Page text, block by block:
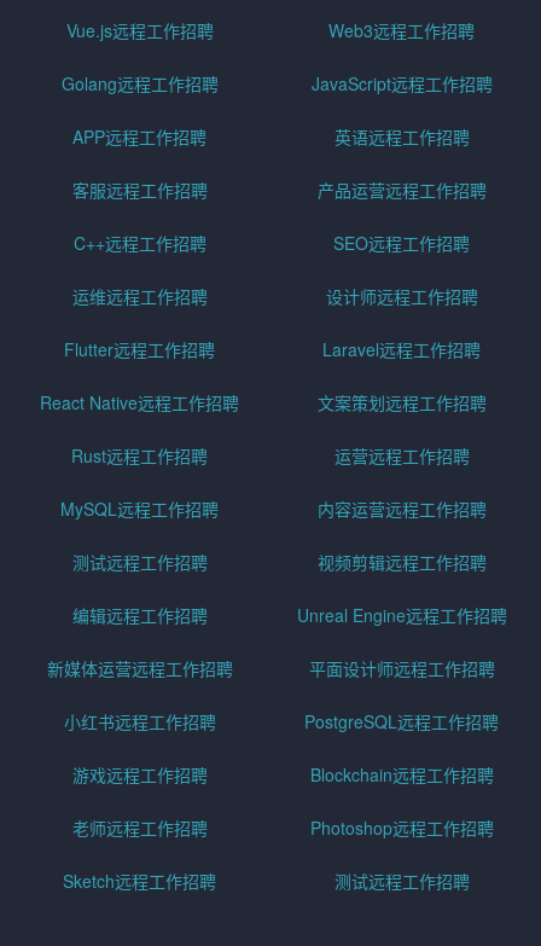
Vue.js远程工作招聘 Web3远程工作招聘
Golang远程工作招聘 JavaScript远程工作招聘
APP远程工作招聘 英语远程工作招聘
客服远程工作招聘 产品运营远程工作招聘
C++远程工作招聘 SEO远程工作招聘
运维远程工作招聘 设计师远程工作招聘
Flutter远程工作招聘 Laravel远程工作招聘
React Native远程工作招聘 文案策划远程工作招聘
Rust远程工作招聘 运营远程工作招聘
MySQL远程工作招聘 内容运营远程工作招聘
测试远程工作招聘 视频剪辑远程工作招聘
编辑远程工作招聘 Unreal Engine远程工作招聘
新媒体运营远程工作招聘 平面设计师远程工作招聘
小红书远程工作招聘 PostgreSQL远程工作招聘
游戏远程工作招聘 Blockchain远程工作招聘
老师远程工作招聘 Photoshop远程工作招聘
Sketch远程工作招聘 测试远程工作招聘